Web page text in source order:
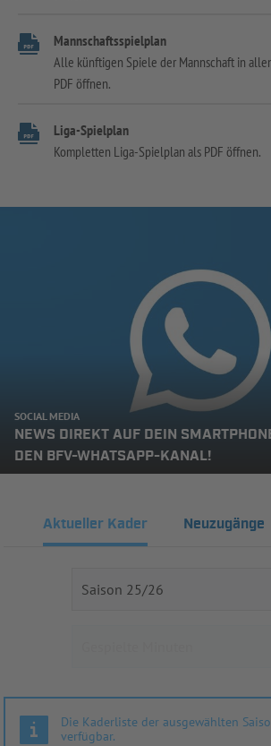
Mannschaftsspielplan
Alle künftigen Spiele der Mannschaft in
PDF öffnen.
Liga-Spielplan
Kompletten Liga-Spielplan als PDF öffnen.
SOCIAL MEDIA
NEWS DIREKT AUF DEIN
DEN BFV-WHATSAPP-KANAL!
Aktueller Kader Neuzugänge
Die Kaderliste der ausgewählten
verfügbar.